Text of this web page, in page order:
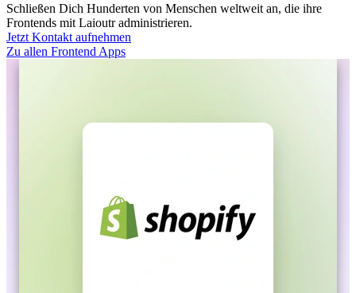
Schließen Dich Hunderten von Menschen weltweit an, die ihre
Frontends mit Laioutr administrieren.
Jetzt Kontakt aufnehmen
Zu allen Frontend Apps